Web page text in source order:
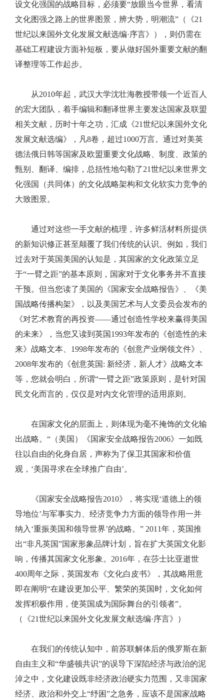
设文化强国的战略目标，必须要“放眼当今世界，看清
文化图强之路上的世界图景，辨大势，明潮流”（《21
世纪以来国外文化发展文献选编·序言》），则仍需在
基础工程建设方面补短板，要从做好国外重要文献的翻
译整理等工作起步。
从2010年起，武汉大学沈壮海教授带领一个近百人
的宏大团队，着手编辑和翻译世界主要发达国家及联盟
相关文献，历时十年之功，汇成《21世纪以来国外文化
发展文献选编》，凡8卷，超过1000万言。通过对美英
德法俄日韩等国家及欧盟重要文化战略、制度、政策的
甄别、翻译、编排，总括性地勾勒了21世纪以来世界文
化强国（共同体）的文化战略架构和文化软实力竞争的
大致图景。
通过对这些一手文献的梳理，许多鲜活材料所提供
的新知识修正甚至颠覆了我们传统的认识。例如，我们
过去对于英国美国的认知是，其国家的文化政策立足
于“一臂之距”的基本原则，国家对于文化事务并不直接
干预。但当您读了美国的《国家安全战略报告》、《美
国战略传播构架》，以及美国艺术与人文委员会发布的
《对艺术教育的再投资——通过创造性学校来赢得美国
的未来》，当您又读到英国1993年发布的《创造性的未
来》战略文本、1998年发布的《创意产业纲领文件》、
2008年发布的《创意英国: 新经济，新人才》战略文本
等，您就会明白，所谓“一臂之距”政策原则，是针对国
民文化而言的，仅仅是对内文化管理的适用原则。
在国家文化的层面上，则体现为毫不掩饰的文化输
出战略。“（美国）《国家安全战略报告2006》一如既
往以自由的化身自居，声称为了保卫其国家和价值
观，‘美国寻求在全球推广自由’。
《国家安全战略报告2010》，将实现‘道德上的领
导地位’与军事实力、经济竞争力方面的领导作用一并
纳入‘重振美国和领导世界’的战略。” 2011年，英国推
出“非凡英国”国家形象品牌计划，旨在扩大英国文化影
响，传播其国家文化形象。2016年，在莎士比亚逝世
400周年之际，英国发布《文化白皮书》，其战略用意
即在阐明“在建设更加公平、繁荣的英国时，文化如何
发挥积极作用，使英国成为国际舞台的引领者”。
（《21世纪以来国外文化发展文献选编·序言》）
在我们的传统认知中，前苏联解体后的俄罗斯在新
自由主义和“华盛顿共识”的误导下深陷经济与政治的泥
淖之中，文化建设既非经济政治硬实力范围，又非国家
经济、政治和外交上“纾困”之急务，应该不是国家战略